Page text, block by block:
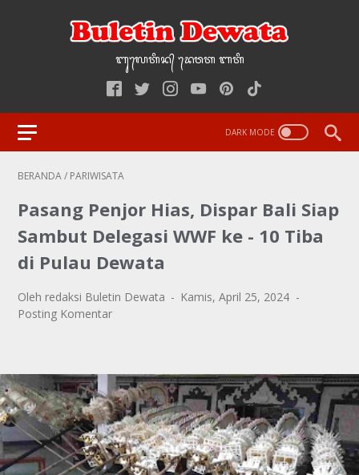
ᬩᬸ᭢ᬮᬢᬶᬦ᭄‌ ᭢ᬤᬯᬢ‌‌‌ ᬩᬢᬶ
BERANDA/ PARIWISATA
Pasang Penjor Hias, Dispar Bali Siap
Sambut Delegasi WWF ke - 10 Tiba
di Pulau Dewata
Oleh redaksi Buletin Dewata
Kamis, April 25, 2024
Posting Komentar